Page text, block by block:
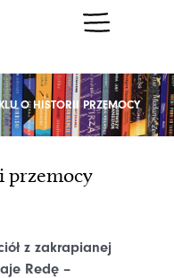
O HISTORII PRZEMOCY
przemocy
z zakrapianej
Redę –